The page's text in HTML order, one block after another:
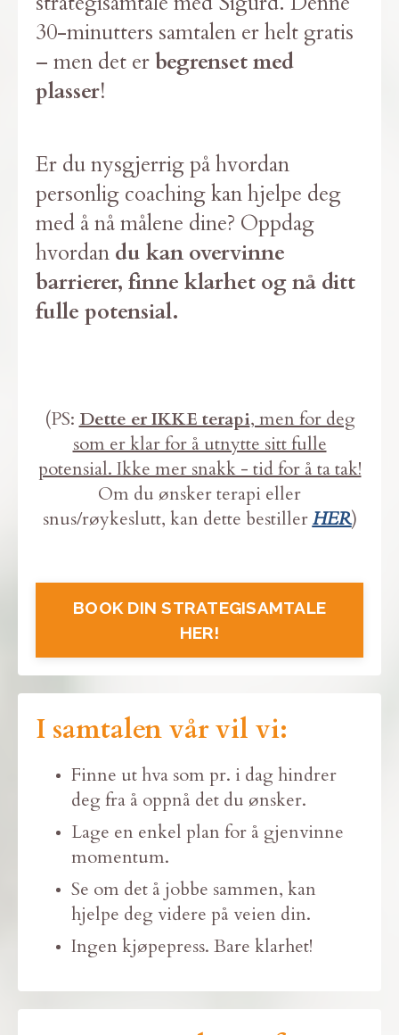
30-minutters samtalen er helt gratis
– men det erbegrenset med
plasser!
Er du nysgjerrig på hvordan
personlig coaching kan hjelpe deg
med å nå målene dine? Oppdag
hvordan du kan overvinne
barrierer, finne klarhet og nå ditt
fulle potensial.
(PS: Dette er IKKE terapi, men for deg
som er klar for å utnytte sitt fulle
potensial. Ikke mer snakk - tid for å ta tak!
Om du ønsker terapi eller
snus/røykeslutt, kan dette bestillerHER)
BOOK DIN STRATEGISAMTALE
HER!
I samtalen vår vil vi:
Finne ut hva som pr. i dag hindrer
deg fra å oppnå det du ønsker.
Lage en enkel plan for å gjenvinne
momentum.
Se om det å jobbe sammen, kan
hjelpe deg videre på veien din.
Ingen kjøpepress. Bare klarhet!